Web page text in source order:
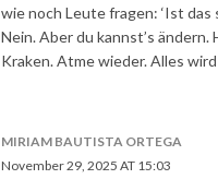
wie noch Leute fragen: ‘Ist das
Nein. Aber du kannst’s ändern.
Kraken. Atme wieder. Alles
MIRIAM BAUTISTA ORTEGA
November 29, 2025 AT 15:03